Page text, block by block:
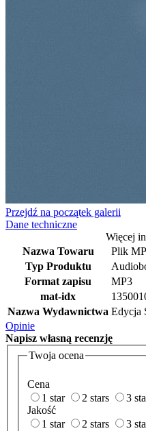
Przejdź na początek galerii
Dane techniczne
Więcej
Nazwa Towaru
Plik
Typ Produktu
Format zapisu
MP3
mat-idx
Nazwa Wydawnictwa Edycja
Opinie
Napisz własną recenzję
Twoja ocena
Cena
1 star
2 stars 3
Jakość
1 star
2 stars 3